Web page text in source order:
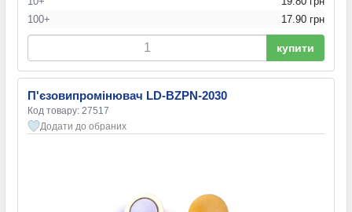
100+
17.90 грн
купити
П'єзовипромінювач LD-BZPN-2030
Код товару: 27517
Додати до обраних